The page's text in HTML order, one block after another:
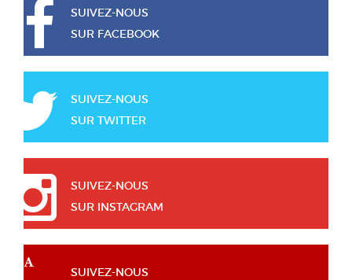
SUIVEZ-NOUS
SUR FACEBOOK
SUIVEZ-NOUS
SUR TWITTER
SUIVEZ-NOUS
SUR INSTAGRAM
SUIVEZ-NOUS